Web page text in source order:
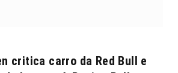
critica carro da Red Bull e